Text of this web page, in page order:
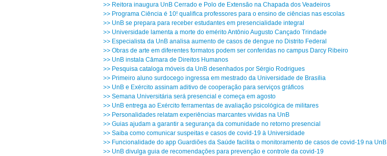
>> Reitora inaugura UnB Cerrado e Polo de Extensão na Chapada dos Veadeiros
>> Programa Ciência é 10! qualifica professores para o ensino de ciências nas escolas
>> UnB se prepara para receber estudantes em presencialidade integral
>> Universidade lamenta a morte do emérito Antônio Augusto Cançado Trindade
>> Especialista da UnB analisa aumento de casos de dengue no Distrito Federal
>> Obras de arte em diferentes formatos podem ser conferidas no campus Darcy Ribeiro
>> UnB instala Câmara de Direitos Humanos
>> Pesquisa cataloga móveis da UnB desenhados por Sérgio Rodrigues
>> Primeiro aluno surdocego ingressa em mestrado da Universidade de Brasília
>> UnB e Exército assinam aditivo de cooperação para serviços gráficos
>> Semana Universitária será presencial e começa em agosto
>> UnB entrega ao Exército ferramentas de avaliação psicológica de militares
>> Personalidades relatam experiências marcantes vividas na UnB
>> Guias ajudam a garantir a segurança da comunidade no retorno presencial
>> Saiba como comunicar suspeitas e casos de covid-19 à Universidade
>> Funcionalidade do app Guardiões da Saúde facilita o monitoramento de casos de covid-19 na UnB
>> UnB divulga guia de recomendações para prevenção e controle da covid-19